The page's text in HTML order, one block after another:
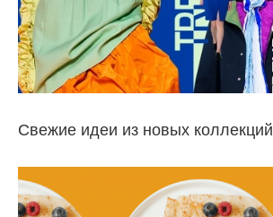
Свежие идеи из новых коллекций